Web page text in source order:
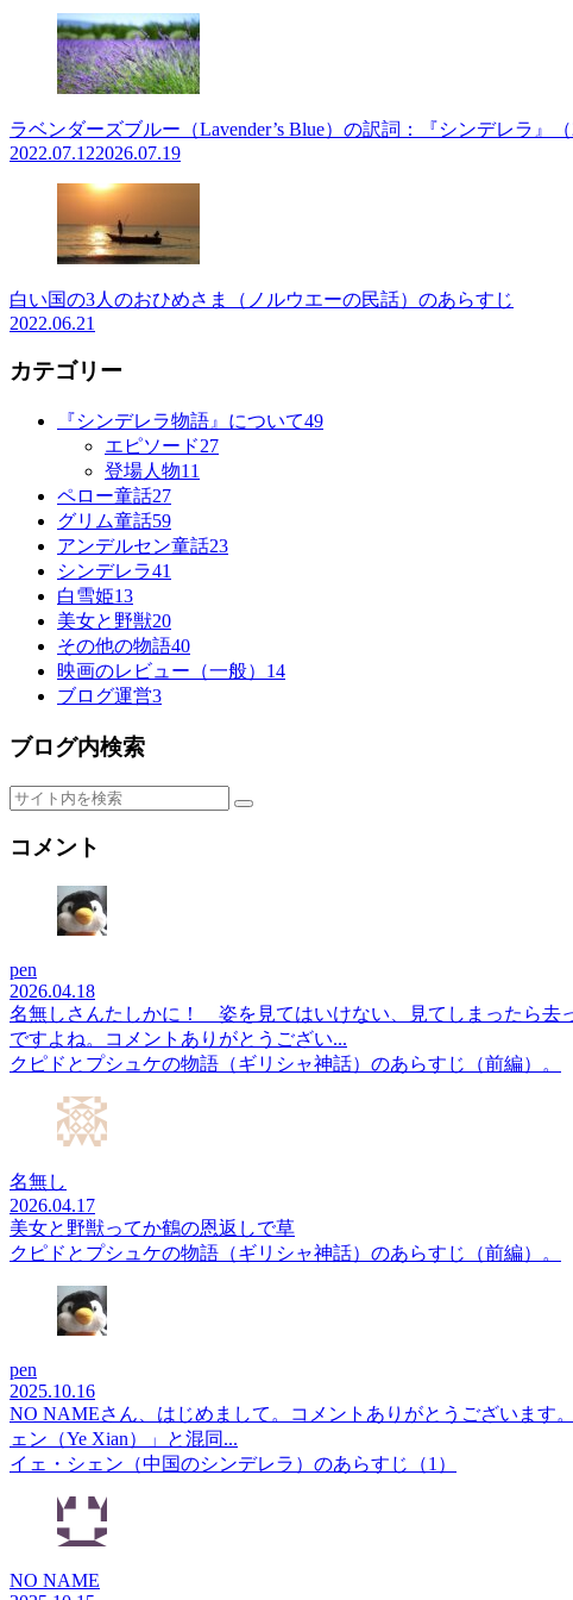
ラベンダーズブルー（Lavender’s Blue）の訳詞：『シンデレラ』（
2022.07.122026.07.19
白い国の3人のおひめさま（ノルウエーの民話）のあらすじ
2022.06.21
カテゴリー
『シンデレラ物語』について49
エピソード27
登場人物11
ペロー童話27
グリム童話59
アンデルセン童話23
シンデレラ41
白雪姫13
美女と野獣20
その他の物語40
映画のレビュー（一般） 14
ブログ運営3
ブログ内検索
コメント
pen
2026.04.18
名無しさんたしかに！ 姿を見てはいけない、見てしまったら去
ですよね。コメントありがとうござい...
クピドとプシュケの物語（ギリシャ神話）のあらすじ（前編）。
名無し
2026.04.17
美女と野獣ってか鶴の恩返しで草
クピドとプシュケの物語（ギリシャ神話）のあらすじ（前編）。
pen
2025.10.16
NO NAMEさん、はじめまして。コメントありがとうございます
ェン（Ye Xian）」と混同...
イェ・シェン（中国のシンデレラ）のあらすじ（1）
NO NAME